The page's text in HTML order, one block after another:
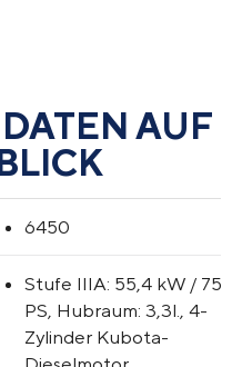
AUF
6450
Stufe IIIA: 55,4 kW / 75
PS, Hubraum: 3,3l., 4-
Zylinder Kubota-